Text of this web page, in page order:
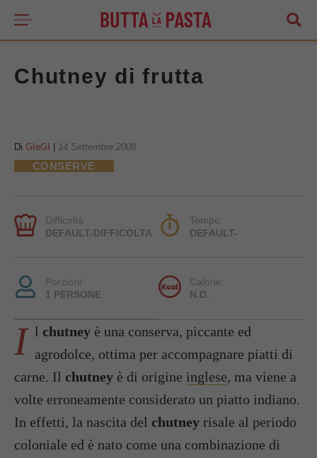
Chutney di frutta
Di GIeGI 14 Settembre 2008
CONSERVE
Difficoltà:
DEFAULT-DIFFICOLTA
Tempo:
DEFAULT-
Porzioni:
1 PERSONE
Calorie:
N.D.
I l chutney è una conserva, piccante ed
agrodolce, ottima per accompagnare piatti di
carne. Il chutney è di origine inglese, ma viene a
volte erroneamente considerato un piatto indiano.
In effetti, la nascita del chutney risale al periodo
coloniale ed è nato come una combinazione di